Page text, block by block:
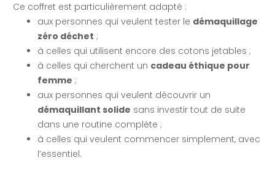
Ce coffret est particulièrement adapté :
aux personnes qui veulent tester le démaquillage
zéro déchet ;
à celles qui utilisent encore des cotons jetables ;
à celles qui cherchent un cadeau éthique pour
femme ;
aux personnes qui veulent découvrir un
démaquillant solide sans investir tout de suite
dans une routine complète ;
à celles qui veulent commencer simplement, avec
l’essentiel.